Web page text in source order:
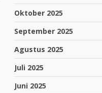
Oktober 2025
September 2025
Agustus 2025
Juli 2025
Juni 2025